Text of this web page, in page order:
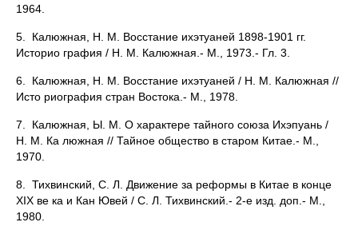
1964.
5. Калюжная, Н. М. Восстание ихэтуаней 1898-1901 гг.
Историо графия / Н. М. Калюжная.- М., 1973.- Гл. 3.
6. Калюжная, Н. М. Восстание ихэтуаней / Н. М. Калюжная //
Исто риография стран Востока.- М., 1978.
7. Калюжная, Ы. М. О характере тайного союза Ихэпуань /
Н. М. Ка люжная // Тайное общество в старом Китае.- М.,
1970.
8. Тихвинский, С. Л. Движение за реформы в Китае в конце
XIX ве ка и Кан Ювей / С. Л. Тихвинский.- 2-е изд. доп.- М.,
1980.